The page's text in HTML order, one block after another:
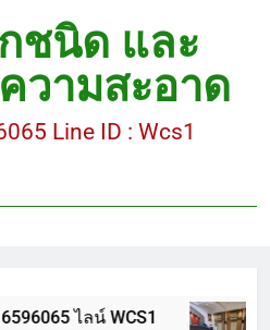
อบต.แหลมบัวนครปฐม
ไลน์ WCS1
: การดูแลรักษาพื้นหินขัด
ชนิด และ
วามสะอาด
Line ID : Wcs1
ไลน์ WCS1